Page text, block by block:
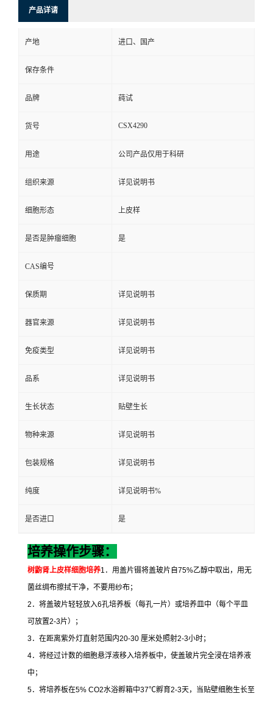
产品详请
产地 进口、国产
保存条件
品牌 莼试
货号 CSX4290
用途 公司产品仅用于科研
组织来源 详见说明书
细胞形态 上皮样
是否是肿瘤细胞 是
CAS编号
保质期 详见说明书
器官来源 详见说明书
免疫类型 详见说明书
品系 详见说明书
生长状态 贴壁生长
物种来源 详见说明书
包装规格 详见说明书
纯度 详见说明书%
是否进口 是
培养操作步骤：
树鼩肾上皮样细胞培养1 ．用盖片镊将盖玻片自75%乙醇中取出，用无
菌丝绸布擦拭干净，不要用纱布；
2 ．将盖玻片轻轻放入6孔培养板（每孔一片）或培养皿中（每个平皿
可放置2-3片）；
3．在距离紫外灯直射范围内20-30 厘米处照射2-3小时；
4．将经过计数的细胞悬浮液移入培养板中，使盖玻片完全浸在培养液
中；
5．将培养板在5% CO2水浴孵箱中37℃孵育2-3天，当贴壁细胞生长至